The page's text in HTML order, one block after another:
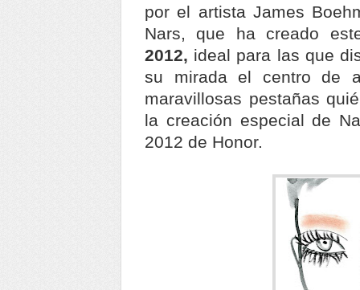
por el artista James
Nars, que ha creado
2012, ideal para las que
su mirada el centro de
maravillosas pestañas
la creación especial de
2012 de Honor.